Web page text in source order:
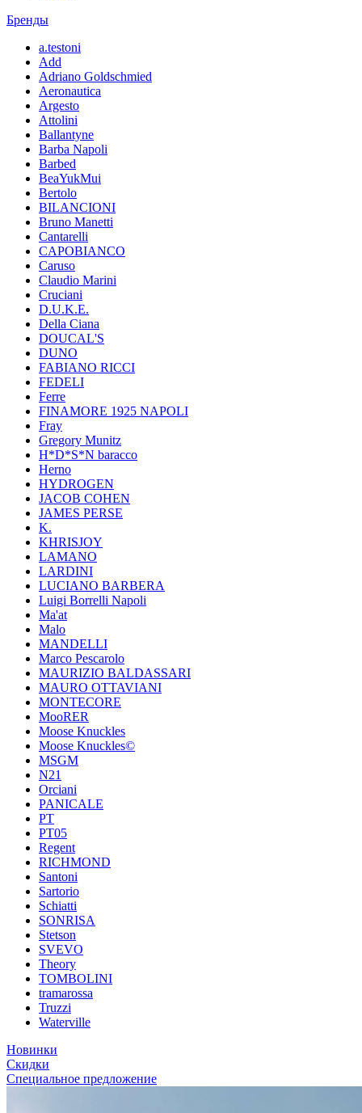
Бренды
a.testoni
Add
Adriano Goldschmied
Aeronautica
Argesto
Attolini
Ballantyne
Barba Napoli
Barbed
BeaYukMui
Bertolo
BILANCIONI
Bruno Manetti
Cantarelli
CAPOBIANCO
Caruso
Claudio Marini
Cruciani
D.U.K.E.
Della Ciana
DOUCAL'S
DUNO
FABIANO RICCI
FEDELI
Ferre
FINAMORE 1925 NAPOLI
Fray
Gregory Munitz
H*D*S*N baracco
Herno
HYDROGEN
JACOB COHEN
JAMES PERSE
K.
KHRISJOY
LAMANO
LARDINI
LUCIANO BARBERA
Luigi Borrelli Napoli
Ma'at
Malo
MANDELLI
Marco Pescarolo
MAURIZIO BALDASSARI
MAURO OTTAVIANI
MONTECORE
MooRER
Moose Knuckles
Moose Knuckles©️
MSGM
N21
Orciani
PANICALE
PT
PT05
Regent
RICHMOND
Santoni
Sartorio
Schiatti
SONRISA
Stetson
SVEVO
Theory
TOMBOLINI
tramarossa
Truzzi
Waterville
Новинки
Скидки
Специальное предложение